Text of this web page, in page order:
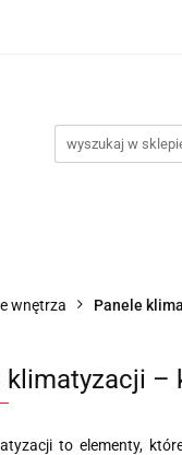
wnętrza Panele
klimatyzacji
to elementy,